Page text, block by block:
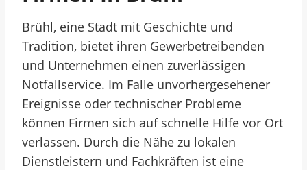
Brühl, eine Stadt mit Geschichte und
Tradition, bietet ihren Gewerbetreibenden
und Unternehmen einen zuverlässigen
Notfallservice. Im Falle unvorhergesehener
Ereignisse oder technischer Probleme
können Firmen sich auf schnelle Hilfe vor Ort
verlassen. Durch die Nähe zu lokalen
Dienstleistern und Fachkräften ist eine